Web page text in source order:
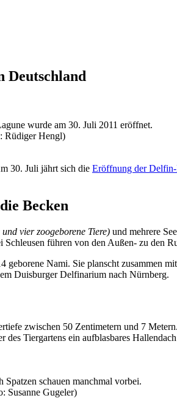
Deutschland
wurde am 30. Juli 2011 eröffnet.
Rüdiger Hengl)
30. Juli jährt sich die Eröffnung der
Becken
vier zoogeborene Tiere) und mehrere
führen von den Außen- zu den
geborene Nami. Sie planscht
Duisburger Delfinarium nach Nürnberg.
zwischen 50 Zentimetern und 7
Tiergartens ein aufblasbares
Spatzen schauen manchmal vorbei.
Susanne Gugeler)